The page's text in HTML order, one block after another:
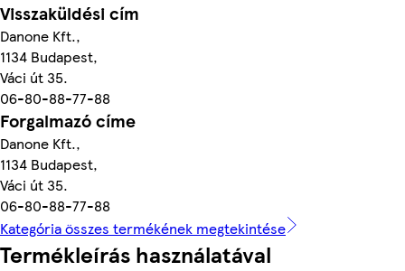
Visszaküldési cím
Danone Kft.,
1134 Budapest,
Váci út 35.
06-80-88-77-88
Forgalmazó címe
Danone Kft.,
1134 Budapest,
Váci út 35.
06-80-88-77-88
Kategória összes termékének megtekintése
Termékleírás használatával